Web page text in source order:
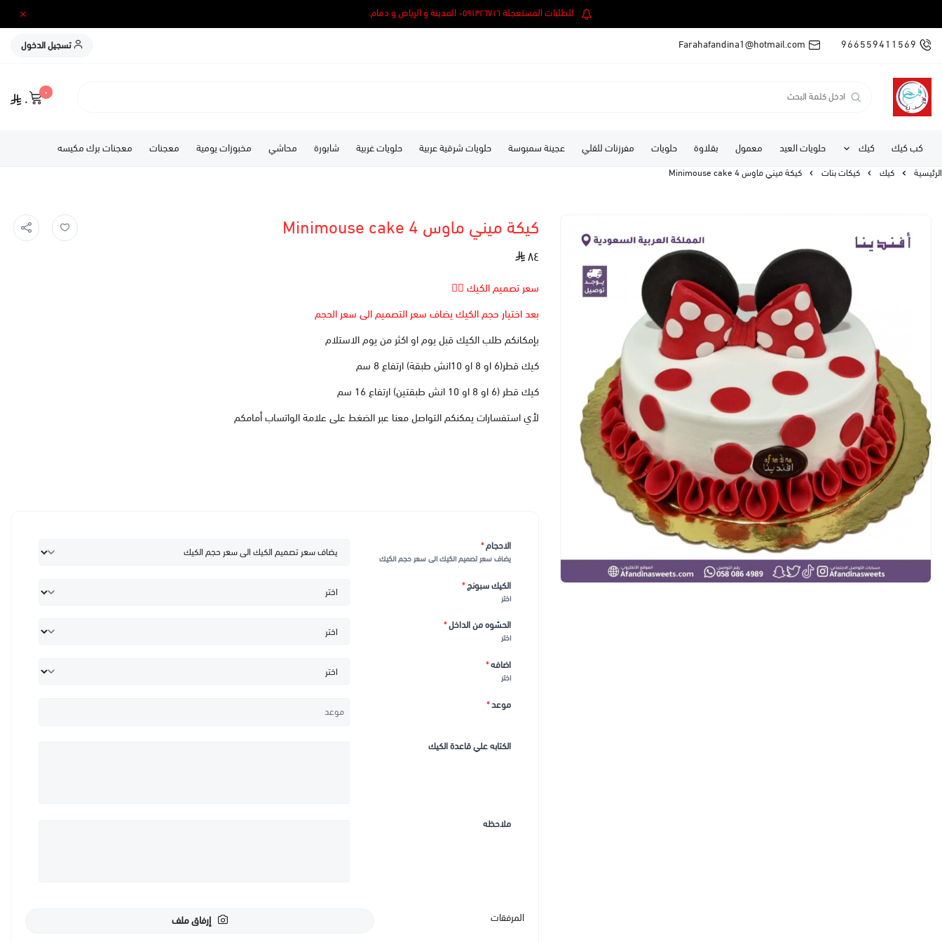
للطلبات المستعجلة ٠٥٩١٣٢٦٧١٦ المدينة و الرياض و دمام.
966559411569
Farahafandina1@hotmail.com تسجيل الدخول
٠
٠
كب كيك كيك حلويات العيد معمول بقلاوة حلويات مفرزنات للقلي عجينة سمبوسة حلويات شرقية عربية حلويات غربية شابورة محاشي مخبوزات يومية معجنات معجنات برك مكيسه
الرئيسية كيك كيكات بنات كيكة ميني ماوس 4 Minimouse cake
كيكة ميني ماوس 4 Minimouse cake
٨٤
سعر تصميم الكيك 👆🏻
بعد اختيار حجم الكيك يضاف سعر التصميم الى سعر الحجم
بإمكانكم طلب الكيك قبل يوم او اكثر من يوم الاستلام
كيك قطر(6 او 8 او 10انش طبقة) ارتفاع 8 سم
كيك قطر (6 او 8 او 10 انش طبقتين) ارتفاع 16 سم
لأي استفسارات يمكنكم التواصل معنا عبر الضغط على علامة الواتساب أمامكم
الاحجام*
يضاف سعر تصميم الكيك الى سعر حجم الكيك
الكيك سبونج*
اختر
الحشوه من الداخل*
اختر
اضافه*
اختر
موعد*
الكتابه علي قاعدة الكيك
ملاحظه
المرفقات إرفاق ملف